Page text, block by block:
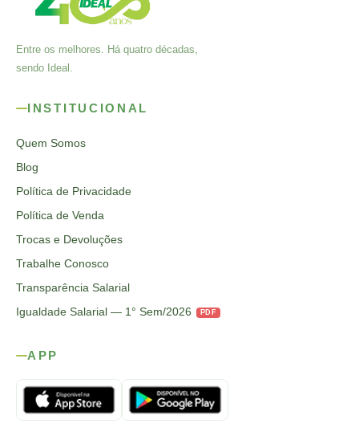
Entre os melhores. Há quatro décadas,
sendo Ideal.
INSTITUCIONAL
Quem Somos
Blog
Política de Privacidade
Política de Venda
Trocas e Devoluções
Trabalhe Conosco
Transparência Salarial
Igualdade Salarial — 1° Sem/2026
PDF
APP